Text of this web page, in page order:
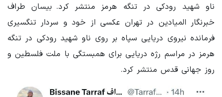
ناو شهید رودکی در تنگه هرمز منتشر کرد. بیسان طراف
خبرنگار المیادین در تهران عکسی از خود و سردار تنگسیری
فرمانده نیروی دریایی سپاه بر روی ناو شهید رودکی در تنگه
هرمز در مراسم رژه دریایی برای همبستگی با ملت فلسطین و
روز جهانی قدس منتشر کرد.